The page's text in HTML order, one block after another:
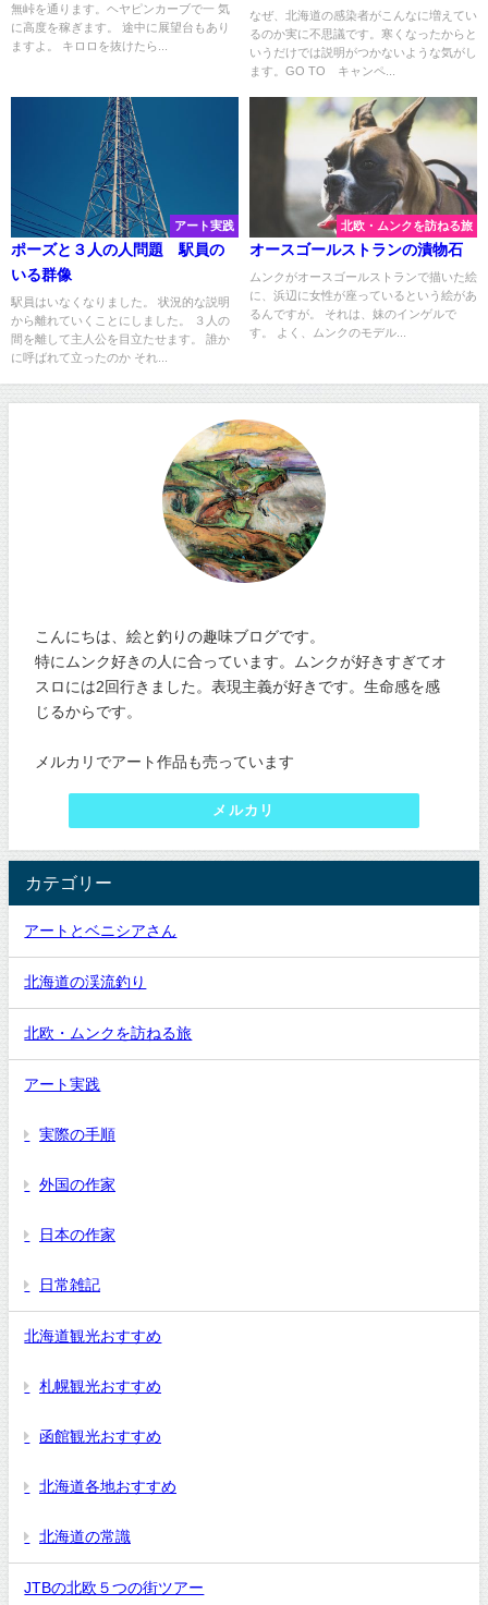
無峠を通ります。ヘヤピンカーブで一 気
に高度を稼ぎます。 途中に展望台もあり
ますよ。 キロロを抜けたら...
なぜ、北海道の感染者がこんなに増えてい
るのか実に不思議です。寒くなったからと
いうだけでは説明がつかないような気がし
ます。GO TO キャンペ...
アート実践
ポーズと３人の人問題 駅員の
いる群像
駅員はいなくなりました。 状況的な説明
から離れていくことにしました。 ３人の
間を離して主人公を目立たせます。 誰か
に呼ばれて立ったのか それ...
北欧・ムンクを訪ねる旅
オースゴールストランの漬物石
ムンクがオースゴールストランで描いた絵
に、浜辺に女性が座っているという絵があ
るんですが。 それは、妹のインゲルで
す。 よく、ムンクのモデル...
こんにちは、絵と釣りの趣味ブログです。
特にムンク好きの人に合っています。ムンクが好きすぎてオ
スロには2回行きました。表現主義が好きです。生命感を感
じるからです。
メルカリでアート作品も売っています
メルカリ
カテゴリー
アートとベニシアさん
北海道の渓流釣り
北欧・ムンクを訪ねる旅
アート実践
実際の手順
外国の作家
日本の作家
日常雑記
北海道観光おすすめ
札幌観光おすすめ
函館観光おすすめ
北海道各地おすすめ
北海道の常識
JTBの北欧５つの街ツアー